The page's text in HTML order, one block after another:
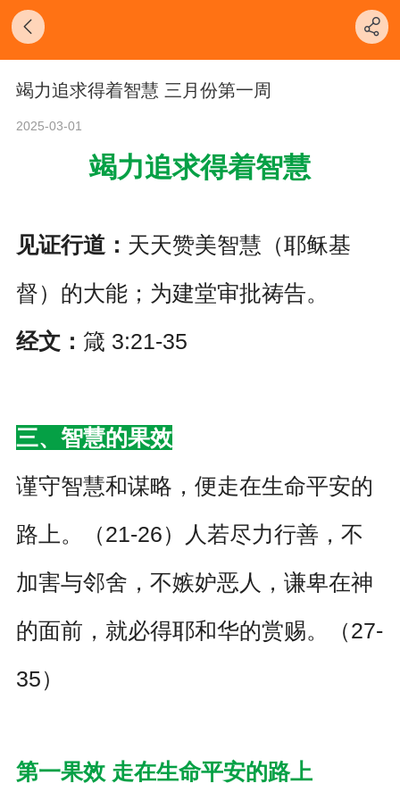
竭力追求得着智慧 三月份第一周
2025-03-01
竭力追求得着智慧
见证行道： 天天赞美智慧（耶稣基
督）的大能；为建堂审批祷告。
经文： 箴 3:21-35
三、智慧的果效
谨守智慧和谋略，便走在生命平安的
路上。（21-26）人若尽力行善，不
加害与邻舍，不嫉妒恶人，谦卑在神
的面前，就必得耶和华的赏赐。（27-
35）
第一果效 走在生命平安的路上